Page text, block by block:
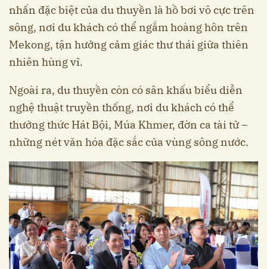
nhấn đặc biệt của du thuyền là hồ bơi vô cực trên
sông, nơi du khách có thể ngắm hoàng hôn trên
Mekong, tận hưởng cảm giác thư thái giữa thiên
nhiên hùng vĩ.
Ngoài ra, du thuyền còn có sân khấu biểu diễn
nghệ thuật truyền thống, nơi du khách có thể
thưởng thức Hát Bội, Múa Khmer, đờn ca tài tử –
những nét văn hóa đặc sắc của vùng sông nước.